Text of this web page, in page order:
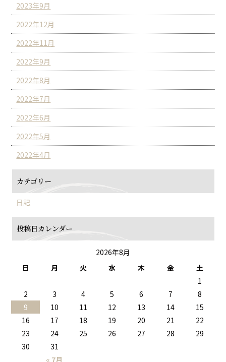
2023年9月
2022年12月
2022年11月
2022年9月
2022年8月
2022年7月
2022年6月
2022年5月
2022年4月
カテゴリー
日記
投稿日カレンダー
2026年8月
日
月 火 水 木 金 土
« 7月
1
2
3 4 5 6 7
8
9
10 11 12 13 14
15
16
17 18 19 20 21
22
23
24 25 26 27 28
29
30
31